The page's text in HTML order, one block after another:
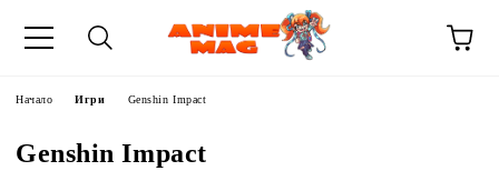
Начало Игри Genshin Impact
Genshin Impact